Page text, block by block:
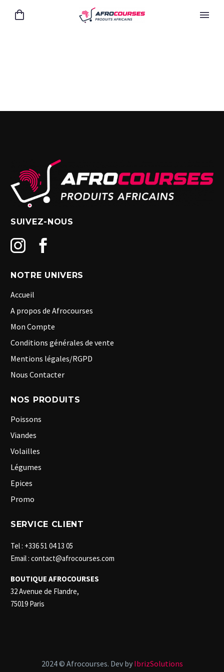
SUIVEZ-NOUS
NOTRE UNIVERS
Accueil
A propos de Afrocourses
Mon Compte
Conditions générales de vente
Mentions légales/RGPD
Nous Contacter
NOS PRODUITS
Poissons
Viandes
Volailles
Légumes
Epices
Promo
SERVICE CLIENT
Tel : +336 51 04 13 05
Email : contact@afrocourses.com
BOUTIQUE AFROCOURSES
32 Avenue de Flandre,
75019 Paris
2024 © Afrocourses. Dev by IbrizSolutions